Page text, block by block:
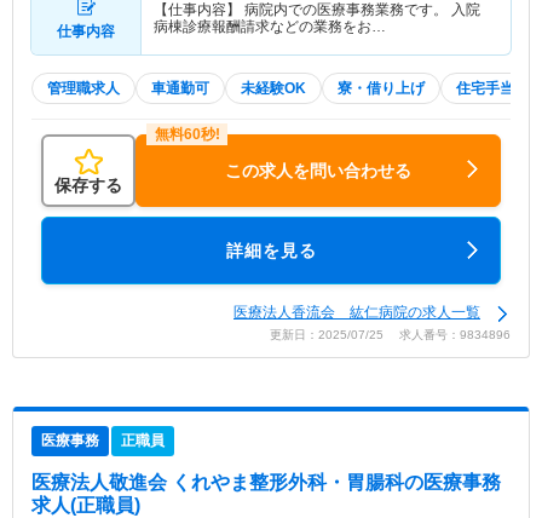
仕事内容
【仕事内容】 病院内での医療事務業務です。 入院
病棟診療報酬請求などの業務をお…
管理職求人 車通勤可 未経験OK 寮・借り上げ 住宅手当・
保存する
この求人を問い合わせる
詳細を見る
医療法人香流会 紘仁病院の求人一覧
更新日：2025/07/25 求人番号：9834896
医療事務 正職員
医療法人敬進会 くれやま整形外科・胃腸科の医療事務
求人(正職員)